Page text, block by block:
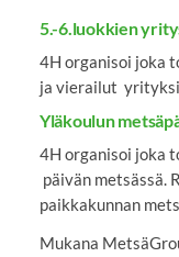
5.-6.luokkien
4H organisoi joka
ja vierailut
Yläkoulun
4H organisoi joka
päivän metsässä.
paikkakunnan
Mukana